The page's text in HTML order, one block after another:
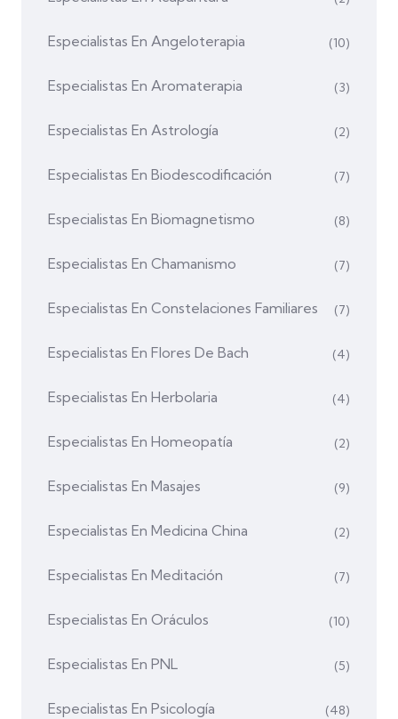
Especialistas En Angeloterapia (10)
Especialistas En Aromaterapia (3)
Especialistas En Astrología (2)
Especialistas En Biodescodificación (7)
Especialistas En Biomagnetismo (8)
Especialistas En Chamanismo (7)
Especialistas En Constelaciones Familiares (7)
Especialistas En Flores De Bach (4)
Especialistas En Herbolaria (4)
Especialistas En Homeopatía (2)
Especialistas En Masajes (9)
Especialistas En Medicina China (2)
Especialistas En Meditación (7)
Especialistas En Oráculos (10)
Especialistas En PNL (5)
Especialistas En Psicología (48)